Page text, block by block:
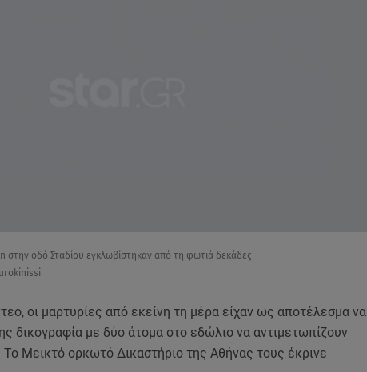
στην οδό Σταδίου εγκλωβίστηκαν από τη φωτιά δεκάδες
οι μαρτυρίες από εκείνη τη μέρα είχαν ως αποτέλεσμα να
δικογραφία με δύο άτομα στο εδώλιο να αντιμετωπίζουν
Το Μεικτό ορκωτό Δικαστήριο της Αθήνας τους έκρινε